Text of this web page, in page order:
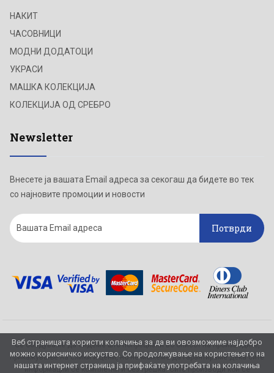
Веб страницата користи колачиња за да ви овозможиме најдобро
можно корисничко искуство. Со продолжување на користењето на
нашата интернет страница ја прифаќате употребата на колачиња
НАКИТ
ЧАСОВНИЦИ
МОДНИ ДОДАТОЦИ
УКРАСИ
МАШКА КОЛЕКЦИЈА
КОЛЕКЦИЈА ОД СРЕБРО
Newsletter
Внесете ја вашата Email адреса за секогаш да бидете во тек
со најновите промоции и новости
Потврди
Се обидуваме да бидеме што попрецизни во описот на производите,
прикажување на слики и цени, но не можеме да гарантираме дека сите
информации се комплетни и без грешка. Сите производи кои се